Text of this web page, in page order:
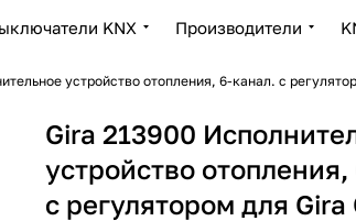
KNX Производители
устройство отопления, 6-канал. с
Gira 213900
устройство
с регулятором для Gira